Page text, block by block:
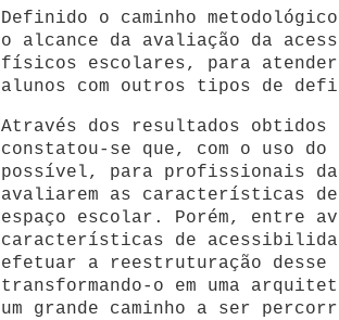
Definido o caminho
o alcance da avaliação da
físicos escolares, para atender
alunos com outros tipos de
Através dos resultados obtidos
constatou-se que, com o uso
possível, para profissionais da
avaliarem as características
espaço escolar. Porém, entre
características de
efetuar a reestruturação desse
transformando-o em uma
um grande caminho a ser